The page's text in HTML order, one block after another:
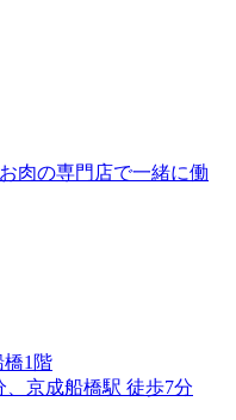
肉の専門店で一緒に働
橋1階
京成船橋駅 徒歩7分